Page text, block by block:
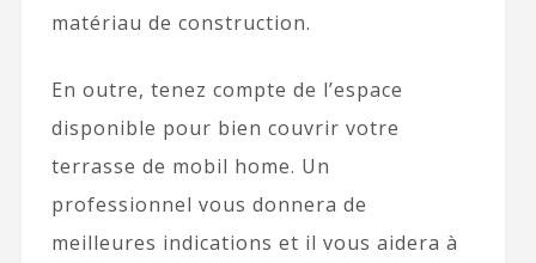
matériau de construction.
En outre, tenez compte de l’espace
disponible pour bien couvrir votre
terrasse de mobil home. Un
professionnel vous donnera de
meilleures indications et il vous aidera à